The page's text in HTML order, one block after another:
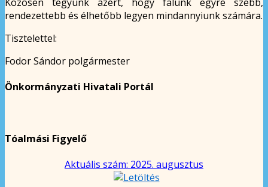
rendezettebb és élhetőbb legyen mindannyiunk számára.
Tisztelettel:
Fodor Sándor polgármester
Önkormányzati Hivatali Portál
Tóalmási Figyelő
Aktuális szám: 2025. augusztus